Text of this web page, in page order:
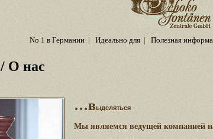
No 1 в Германии | Идеально для | Полезная
/ О нас
…выделяться
Мы являемся ведущей компанией